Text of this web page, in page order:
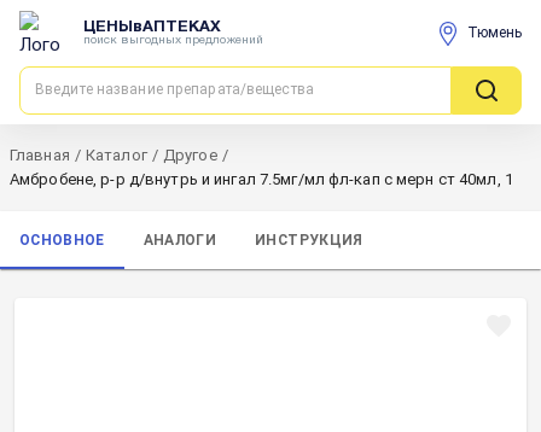
ЦЕНЫвАПТЕКАХ
поиск выгодных предложений Тюмень
Главная / Каталог / Другое /
Амбробене, р-р д/внутрь и ингал 7.5мг/мл фл-кап с мерн ст 40мл, 1
ОСНОВНОЕ АНАЛОГИ ИНСТРУКЦИЯ